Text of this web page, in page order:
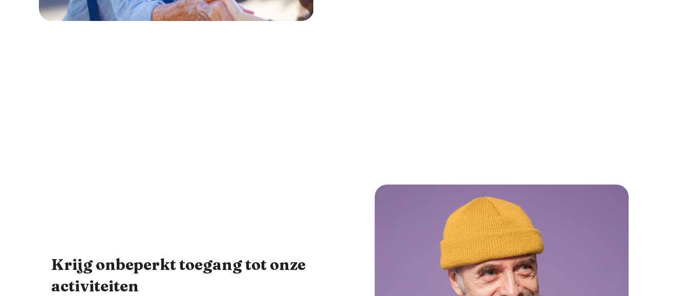
Krijg onbeperkt toegang tot onze
activiteiten